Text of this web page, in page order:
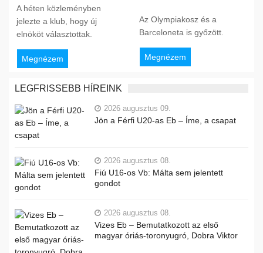
A héten közleményben
jelezte a klub, hogy új
elnököt választottak.
Megnézem
Az Olympiakosz és a
Barceloneta is győzött.
Megnézem
LEGFRISSEBB HÍREINK
2026 augusztus 09.
Jön a Férfi U20-as Eb – Íme, a csapat
2026 augusztus 08.
Fiú U16-os Vb: Málta sem jelentett
gondot
2026 augusztus 08.
Vizes Eb – Bemutatkozott az első
magyar óriás-toronyugró, Dobra Viktor